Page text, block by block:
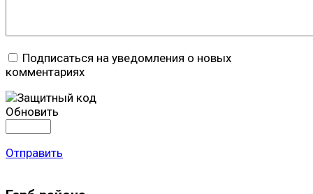
Подписаться на уведомления о новых
комментариях
Обновить
Отправить